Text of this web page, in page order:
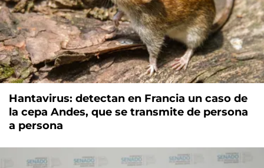
Hantavirus: detectan en Francia un caso de
la cepa Andes, que se transmite de persona
a persona